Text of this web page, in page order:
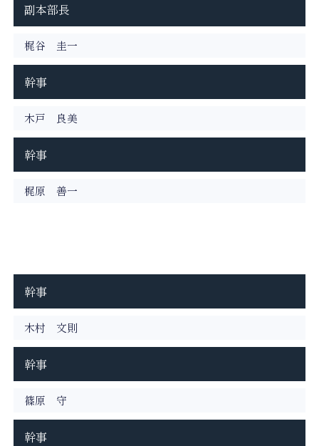
副本部長
梶谷 圭一
幹事
木戸 良美
幹事
梶原 善一
幹事
木村 文則
幹事
篠原 守
幹事